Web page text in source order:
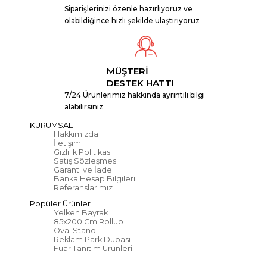
Siparişlerinizi özenle hazırlıyoruz ve
olabildiğince hızlı şekilde ulaştırıyoruz
MÜŞTERİ
DESTEK HATTI
7/24 Ürünlerimiz hakkında ayrıntılı bilgi
alabilirsiniz
KURUMSAL
Hakkımızda
İletişim
Gizlilik Politikası
Satış Sözleşmesi
Garanti ve İade
Banka Hesap Bilgileri
Referanslarımız
Popüler Ürünler
Yelken Bayrak
85x200 Cm Rollup
Oval Standı
Reklam Park Dubası
Fuar Tanıtım Ürünleri